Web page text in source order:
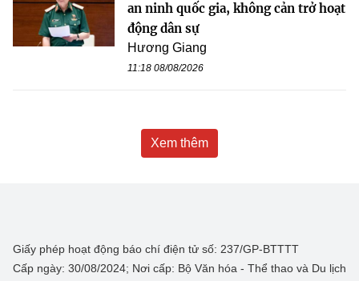
an ninh quốc gia, không cản trở hoạt
động dân sự
Hương Giang
11:18 08/08/2026
Xem thêm
Giấy phép hoạt động báo chí điện tử số: 237/GP-BTTTT
Cấp ngày: 30/08/2024; Nơi cấp: Bộ Văn hóa - Thể thao và Du lịch